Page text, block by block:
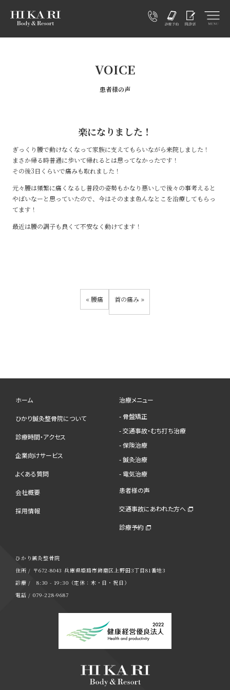
VOICE
患者様の声
楽になりました！
ぎっくり腰で動けなくなって家族に支えてもらいながら来院しました！
まさか帰る時普通に歩いて帰れるとは思ってなかったです！
その後3日くらいで痛みも取れました！
元々腰は頻繁に痛くなるし普段の姿勢もかなり悪いしで後々の事考えると
やばいなーと思っていたので、今はそのまま色んなとこを治療してもらっ
てます！
最近は腰の調子も良くて不安なく動けてます！
«腰痛 首の痛み »
ホーム
ひかり鍼灸整骨院について
診療時間・アクセス
企業向けサービス
よくある質問
会社概要
採用情報
治療メニュー
- 骨盤矯正
- 交通事故・むち打ち治療
- 保険治療
- 鍼灸治療
- 電気治療
患者様の声
交通事故にあわれた方へ
診療予約
ひかり鍼灸整骨院
住所 / 〒672-8043 兵庫県姫路市飾磨区上野田3丁目81番地3
診療 / 8:30 - 19:30（定休：木・日・祝日）
電話 / 079-228-9687